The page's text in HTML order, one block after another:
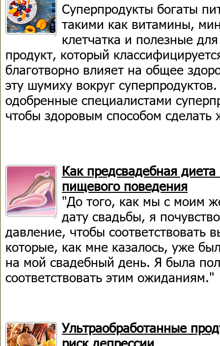
Суперпродукты богаты
такими как витамины,
клетчатка и полезные
продукт, который
благотворно влияет на общее
эту шумиху вокруг
одобренные специалистами
чтобы здоровым способом
Как предсвадебная диета
пищевого поведения
"До того, как мы с моим
дату свадьбы, я
давление, чтобы соответствовать
которые, как мне казалось, уже
на мой свадебный день. Я была
соответствовать этим ожиданиям."
Ультраобработанные